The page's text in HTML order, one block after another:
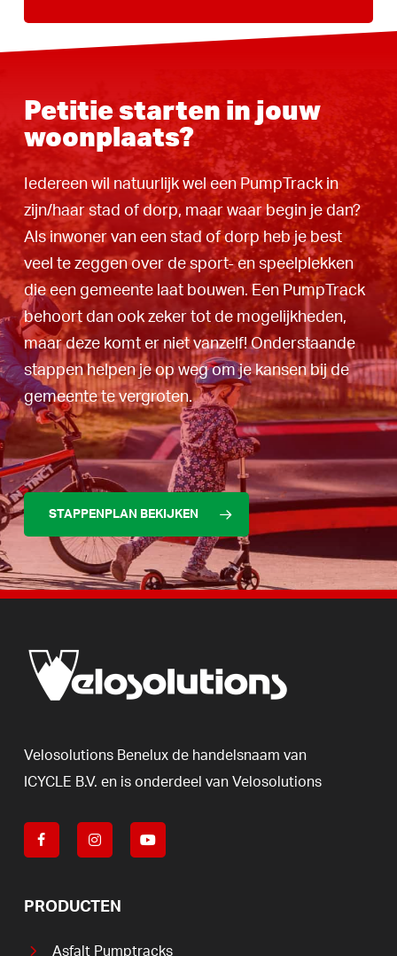
Petitie starten in jouw
woonplaats?
Iedereen wil natuurlijk wel een PumpTrack in
zijn/haar stad of dorp, maar waar begin je dan?
Als inwoner van een stad of dorp heb je best
veel te zeggen over de sport- en speelplekken
die een gemeente laat bouwen. Een PumpTrack
behoort dan ook zeker tot de mogelijkheden,
maar deze komt er niet vanzelf! Onderstaande
stappen helpen je op weg om je kansen bij de
gemeente te vergroten.
STAPPENPLAN BEKIJKEN
Velosolutions Benelux de handelsnaam van
ICYCLE B.V. en is onderdeel van Velosolutions
PRODUCTEN
Asfalt Pumptracks